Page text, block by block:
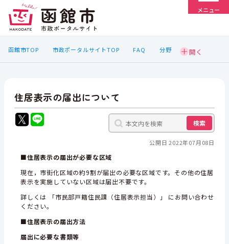
メニュー
函館市TOP 市政ポータルサイトTOP FAQ 分野
住居表示の届出について
検索
公開日 2022年07月08日
■住居表示の届出が必要な区域
現在，市街化区域の約9割が届出の必要な区域です。その他の住居
表示を実施していない区域は届出不要です。
詳しくは 「市民部戸籍住民課（住居表示担当）」 にお問い合わせ
ください。
■住居表示の届出方法
届出に必要な書類等